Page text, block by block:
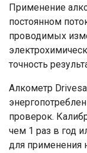
Применение
постоянном
проводимых
точность
Алкометр
проверок.
чем 1 раз в год
для применения